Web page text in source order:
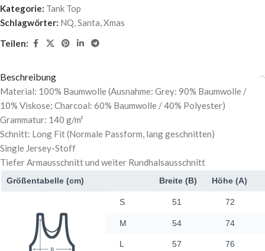
Kategorie: Tank Top
Schlagwörter: NQ,Santa,Xmas
Teilen:
Beschreibung
Material: 100% Baumwolle (Ausnahme: Grey: 90% Baumwolle /
10% Viskose; Charcoal: 60% Baumwolle / 40% Polyester)
Grammatur: 140 g/m²
Schnitt: Long Fit (Normale Passform, lang geschnitten)
Single Jersey-Stoff
Tiefer Armausschnitt und weiter Rundhalsausschnitt